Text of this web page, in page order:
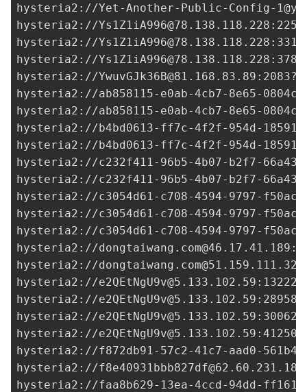
hysteria2://Yet-Another-Public-Config-
hysteria2://Ys1Z1iA996@78.138.118.228
hysteria2://Ys1Z1iA996@78.138.118.228
hysteria2://Ys1Z1iA996@78.138.118.228
hysteria2://YwuvGJk36B@81.168.83.89
hysteria2://ab858115-e0ab-4cb7-8e65-
hysteria2://ab858115-e0ab-4cb7-8e65-
hysteria2://b4bd0613-ff7c-4f2f-954d-
hysteria2://b4bd0613-ff7c-4f2f-954d-
hysteria2://c232f411-96b5-4b07-b2f7-
hysteria2://c232f411-96b5-4b07-b2f7-
hysteria2://c3054d61-c708-4594-9797-
hysteria2://c3054d61-c708-4594-9797-
hysteria2://c3054d61-c708-4594-9797-
hysteria2://dongtaiwang.com@46.17.41.189
hysteria2://dongtaiwang.com@51.159.111.32
hysteria2://e2QEtNgU9v@5.133.102.59
hysteria2://e2QEtNgU9v@5.133.102.59
hysteria2://e2QEtNgU9v@5.133.102.59
hysteria2://e2QEtNgU9v@5.133.102.59
hysteria2://f872db91-57c2-41c7-aad0-
hysteria2://f8e40931bbb827df@62.60.231.189
hysteria2://faa8b629-13ea-4ccd-94dd-